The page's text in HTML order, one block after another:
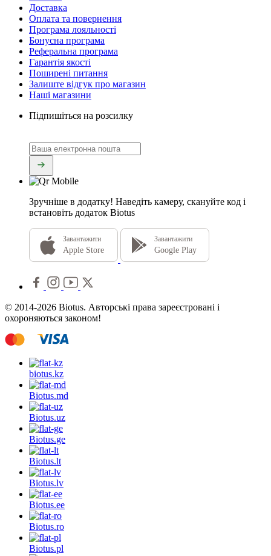
Доставка
Оплата та повернення
Програма лояльності
Бонусна програма
Реферальна програма
Гарантія якості
Поширені питання
Залиште відгук про магазин
Наші магазини
Підпишіться на розсилку
Зручніше в додатку! Наведіть камеру, скануйте код і
встановіть додаток Biotus
Завантажити
Apple Store
Завантажити
Google Play
© 2014-2026 Biotus. Авторські права зареєстровані і
охороняються законом!
biotus.kz
Biotus.md
Biotus.uz
Biotus.ge
Biotus.lt
Biotus.lv
Biotus.ee
Biotus.ro
Biotus.pl